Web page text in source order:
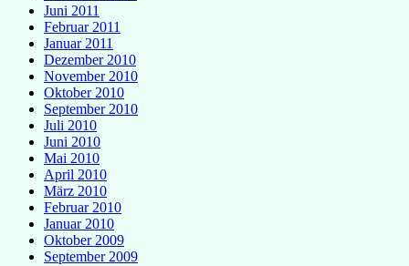
Juni 2011
Februar 2011
Januar 2011
Dezember 2010
November 2010
Oktober 2010
September 2010
Juli 2010
Juni 2010
Mai 2010
April 2010
März 2010
Februar 2010
Januar 2010
Oktober 2009
September 2009